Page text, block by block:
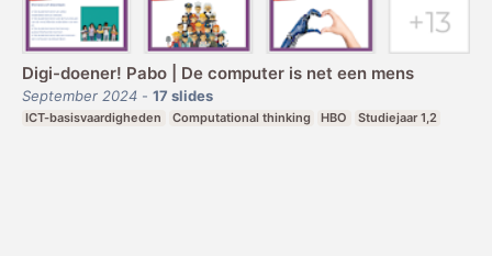
Digi-doener! Pabo | De computer is net een mens
September 2024 - 17 slides
ICT-basisvaardigheden Computational thinking HBO Studiejaar 1,2